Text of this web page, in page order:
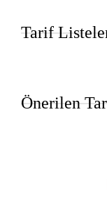
Tarif
Önerilen